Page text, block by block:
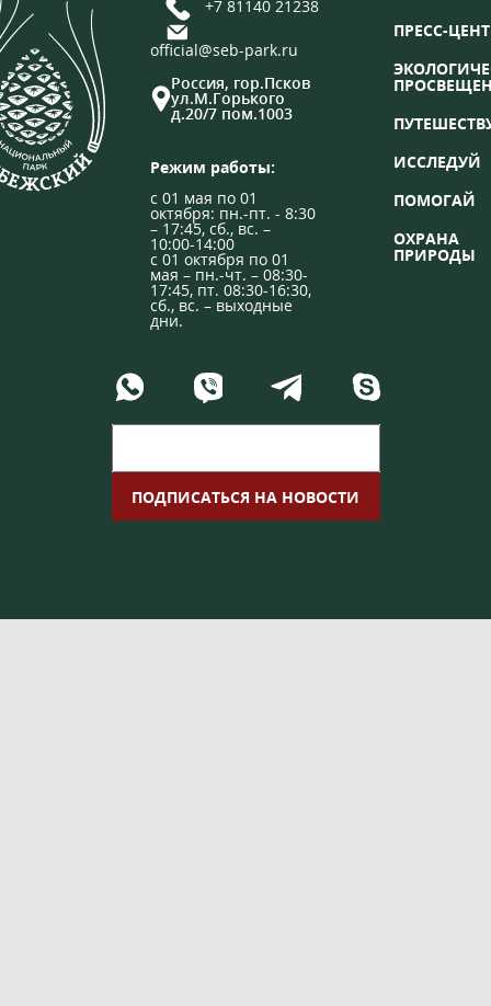
+7 81140 21238
official@seb-park.ru
Россия, гор.Псков
ул.М.Горького
д.20/7 пом.1003
Режим работы:
с 01 мая по 01
октября: пн.-пт. - 8:30
– 17:45, сб., вс. –
10:00-14:00
с 01 октября по 01
мая – пн.-чт. – 08:30-
17:45, пт. 08:30-16:30,
сб., вс. – выходные
дни.
ПРЕСС-
ИССЛЕДУЙ
ПОМОГАЙ
ОХРАНА
ПРИРОДЫ